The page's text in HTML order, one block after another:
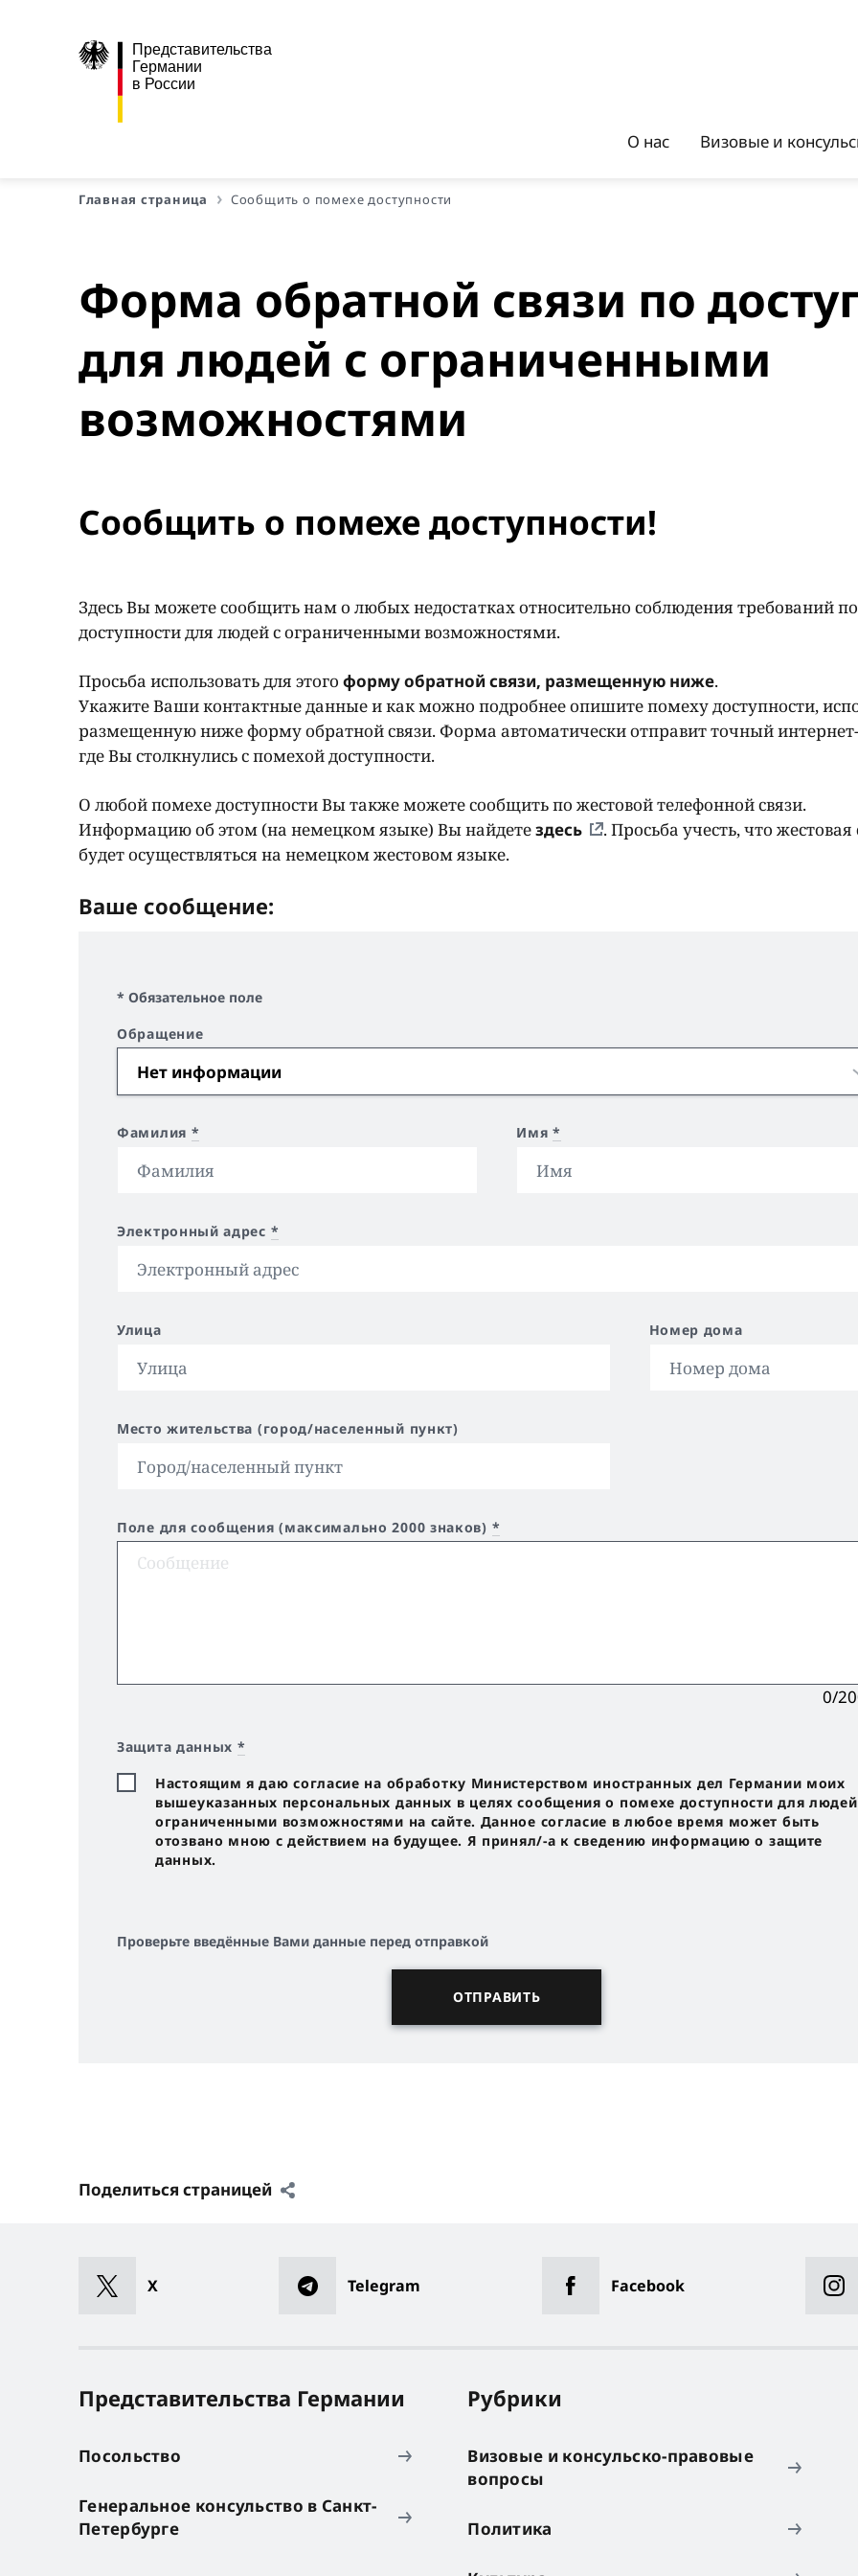
Представительства
Германии
в России
О нас Визовые и
Главная страница Сообщить о помехе доступности
Форма обратной связи по
для людей с ограниченными
возможностями
Сообщить о помехе доступности!
Здесь Вы можете сообщить нам о любых недостатках относительно соблюдения требований по
доступности для людей с ограниченными возможностями.
Просьба использовать для этого форму обратной связи, размещенную ниже.
Укажите Ваши контактные данные и как можно подробнее опишите помеху доступности,
размещенную ниже форму обратной связи. Форма автоматически отправит точный
где Вы столкнулись с помехой доступности.
О любой помехе доступности Вы также можете сообщить по жестовой телефонной связи.
Информацию об этом (на немецком языке) Вы найдетездесь
. Просьба учесть, что жестовая
будет осуществляться на немецком жестовом языке.
Ваше сообщение:
* Обязательное поле
Обращение
Фамилия * Имя*
Электронный адрес *
Улица Номер дома
Место жительства (город/населенный пункт)
Поле для сообщения (максимально 2000 знаков) *
0/
Защита данных *
Настоящим я даю согласие на обработку Министерством иностранных дел Германии моих
вышеуказанных персональных данных в целях сообщения о помехе доступности для
ограниченными возможностями на сайте. Данное согласие в любое время может быть
отозвано мною с действием на будущее. Я принял/-a к сведению информацию о защите
данных.
Проверьте введённые Вами данные перед отправкой
Поделиться страницей
X Telegram Facebook
Представительства Германии
Посольство
Генеральное консульство в Санкт-
Петербурге
Рубрики
Визовые и консульско-правовые
вопросы
Политика